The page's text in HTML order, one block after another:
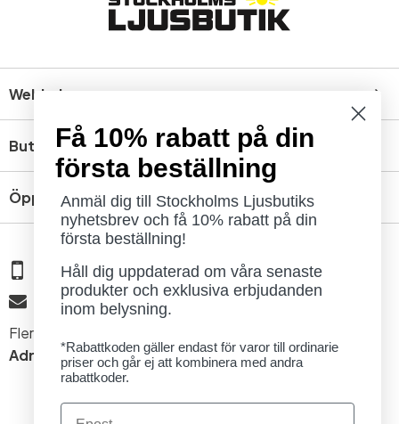
Webbshop
Butik
Öppettider
08 - 654 29 00
info@ljusbutik.se
Fler kontaktuppgifter »
Adress:
Kungsholmsgatan 6, 112 27 Stockholm
Få 10% rabatt på din
första beställning
Anmäl dig till Stockholms Ljusbutiks
nyhetsbrev och få 10% rabatt på din
första beställning!
Håll dig uppdaterad om våra senaste
produkter och exklusiva erbjudanden
inom belysning.
*Rabattkoden gäller endast för varor till ordinarie
priser och går ej att kombinera med andra
rabattkoder.
Email